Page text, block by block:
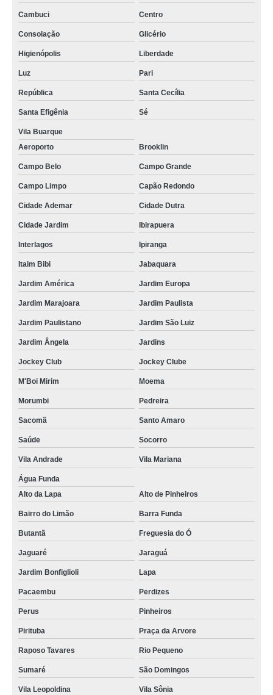
Cambuci Centro
Consolação Glicério
Higienópolis Liberdade
Luz Pari
República Santa Cecília
Santa Efigênia Sé
Vila Buarque
Aeroporto
Brooklin
Campo Belo Campo Grande
Campo Limpo Capão Redondo
Cidade Ademar Cidade Dutra
Cidade Jardim Ibirapuera
Interlagos Ipiranga
Itaim Bibi Jabaquara
Jardim América Jardim Europa
Jardim Marajoara Jardim Paulista
Jardim Paulistano Jardim São Luiz
Jardim Ângela Jardins
Jockey Club Jockey Clube
M'Boi Mirim Moema
Morumbi Pedreira
Sacomã Santo Amaro
Saúde Socorro
Vila Andrade Vila Mariana
Água Funda
Alto da Lapa
Alto de Pinheiros
Bairro do Limão Barra Funda
Butantã Freguesia do Ó
Jaguaré Jaraguá
Jardim Bonfiglioli Lapa
Pacaembu Perdizes
Perus Pinheiros
Pirituba Praça da Arvore
Raposo Tavares Rio Pequeno
Sumaré São Domingos
Vila Leopoldina Vila Sônia